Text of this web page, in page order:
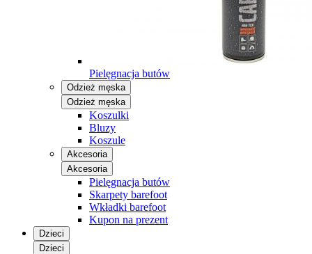
Pielęgnacja butów
Odzież męska
Odzież męska
Koszulki
Bluzy
Koszule
Akcesoria
Akcesoria
Pielęgnacja butów
Skarpety barefoot
Wkładki barefoot
Kupon na prezent
Dzieci
Dzieci